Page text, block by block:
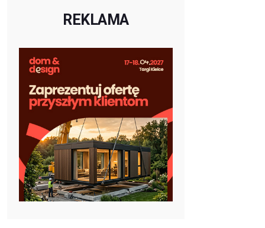
REKLAMA